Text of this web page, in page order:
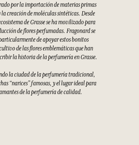
por la importación de materias primas
creación de moléculas sintéticas. Desde
de Grasse se ha movilizado para
de flores perfumadas. Fragonard se
de apoyar estos bonitos
de las flores emblemáticas que han
la historia de la perfumería en Grasse.
la ciudad de la perfumería tradicional,
“narices” famosas, y el lugar ideal para
de la perfumería de calidad.